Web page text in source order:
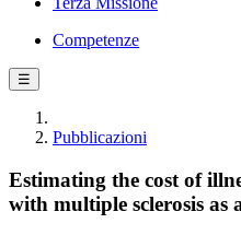
Competenze
☰
Pubblicazioni
Estimating the cost of
with multiple sclerosis as